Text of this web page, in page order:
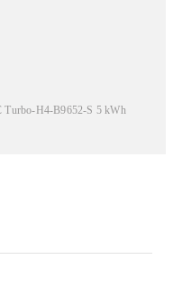
H4-B9652-S 5 kWh